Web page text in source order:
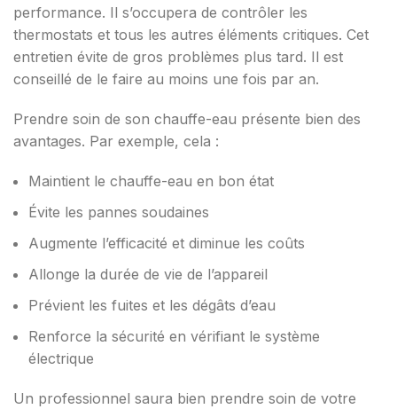
performance. Il s’occupera de contrôler les
thermostats et tous les autres éléments critiques. Cet
entretien évite de gros problèmes plus tard. Il est
conseillé de le faire au moins une fois par an.
Prendre soin de son chauffe-eau présente bien des
avantages. Par exemple, cela :
Maintient le chauffe-eau en bon état
Évite les pannes soudaines
Augmente l’efficacité et diminue les coûts
Allonge la durée de vie de l’appareil
Prévient les fuites et les dégâts d’eau
Renforce la sécurité en vérifiant le système
électrique
Un professionnel saura bien prendre soin de votre